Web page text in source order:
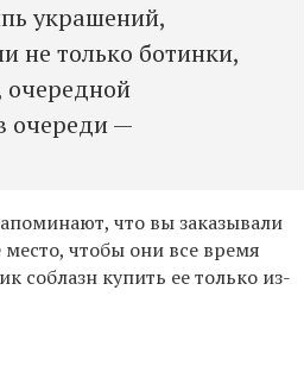
украшений,
не только ботинки,
очередной
очереди —
что вы заказывали
чтобы они все время
соблазн купить ее только из-